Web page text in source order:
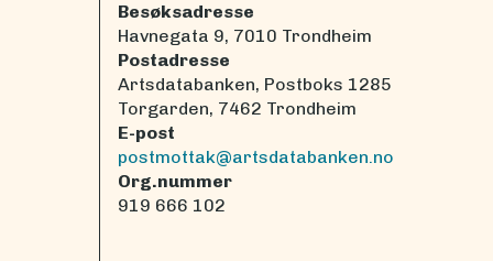
Besøksadresse
Havnegata 9, 7010 Trondheim
Postadresse
Artsdatabanken, Postboks 1285
Torgarden, 7462 Trondheim
E-post
postmottak@artsdatabanken.no
Org.nummer
919 666 102